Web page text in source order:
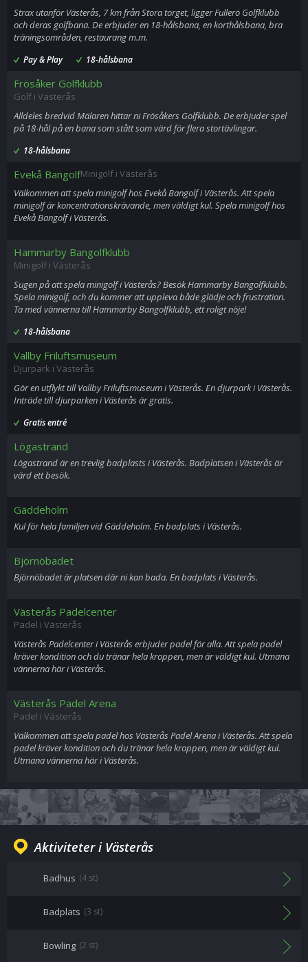
Strax utanför Västerås, 7 km från Stora torget, ligger Fullerö Golfklubb
och deras golfbana. De erbjuder en 18-hålsbana, en korthålsbana, bra
träningsområden, restaurang m.m.
Pay & Play 18-hålsbana
Frösåker Golfklubb
Golf i Västerås
Alldeles bredvid Mälaren hittar ni Frösåkers Golfklubb. De erbjuder spel
på 18-hål på en bana som stått som värd för flera stortävlingar.
18-hålsbana
Evekå BangolfMinigolf i Västerås
Välkommen att spela minigolf hos Evekå Bangolf i Västerås. Att spela
minigolf är koncentrationskrävande, men väldigt kul. Spela minigolf hos
Evekå Bangolf i Västerås.
Hammarby Bangolfklubb
Minigolf i Västerås
Sugen på att spela minigolf i Västerås? Besök Hammarby Bangolfklubb.
Spela minigolf, och du kommer att uppleva både glädje och frustration.
Ta med vännerna till Hammarby Bangolfklubb, ett roligt nöje!
18-hålsbana
Vallby Friluftsmuseum
Djurpark i Västerås
Gör en utflykt till Vallby Friluftsmuseum i Västerås. En djurpark i Västerås.
Inträde till djurparken i Västerås är gratis.
Gratis entré
Lögastrand
Lögastrand är en trevlig badplasts i Västerås. Badplatsen i Västerås är
värd ett besök.
Gäddeholm
Kul för hela familjen vid Gäddeholm. En badplats i Västerås.
Björnöbadet
Björnöbadet är platsen där ni kan bada. En badplats i Västerås.
Västerås Padelcenter
Padel i Västerås
Västerås Padelcenter i Västerås erbjuder padel för alla. Att spela padel
kräver kondition och du tränar hela kroppen, men är väldigt kul. Utmana
vännerna här i Västerås.
Västerås Padel Arena
Padel i Västerås
Välkommen att spela padel hos Västerås Padel Arena i Västerås. Att spela
padel kräver kondition och du tränar hela kroppen, men är väldigt kul.
Utmana vännerna här i Västerås.
Aktiviteter i Västerås
Badhus (4 st)
Badplats (3 st)
Bowling (2 st)